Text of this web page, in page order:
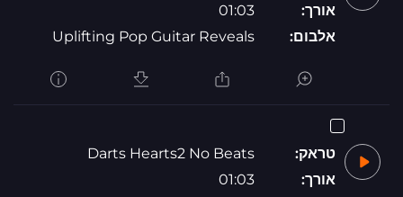
אורך:
01:03
אלבום:
Uplifting Pop Guitar Reveals
טראק:
Darts Hearts2 No Beats
אורך:
01:03